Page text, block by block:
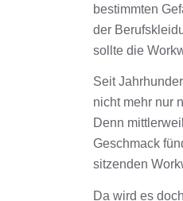
bestimmten
der
sollte die
Seit
nicht mehr nur
Denn
Geschmack
sitzenden
Da wird es